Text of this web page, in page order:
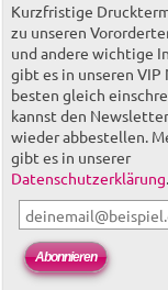
Kurzfristige
zu unseren
und andere wichtige
gibt es in unseren VIP
besten gleich
kannst den
wieder abbestellen. Mehr Info's
gibt es in unserer
Datenschutzerklärung.